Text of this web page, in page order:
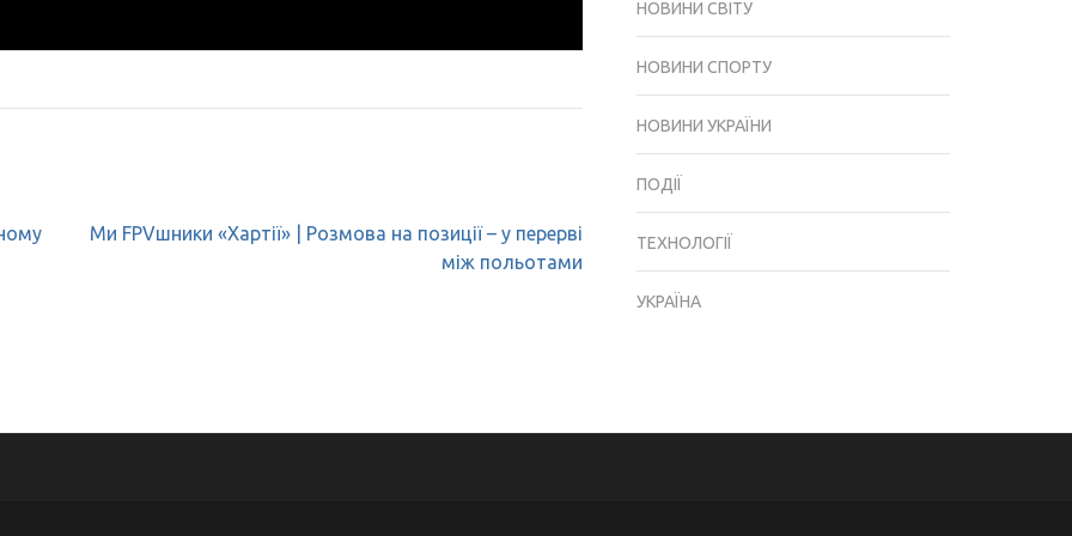
Ми FPVшники «Хартії» | Розмова на позиції – у перерві
між польотами
НОВИНИ СВІТУ
НОВИНИ СПОРТУ
НОВИНИ УКРАЇНИ
ПОДІЇ
ТЕХНОЛОГІЇ
УКРАЇНА